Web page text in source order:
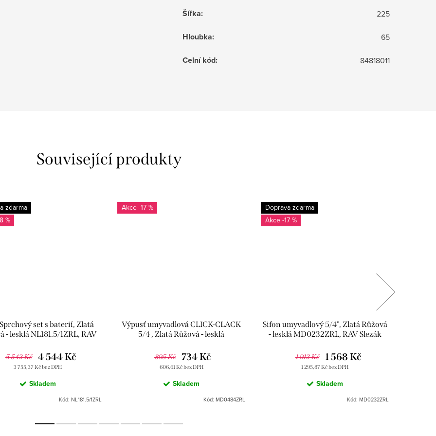
Šířka: 225
Hloubka: 65
Celní kód: 84818011
Související produkty
zdarma
%
set s baterií, Zlatá
- lesklá NL181.5/1ZRL, RAV
5 542 Kč
3 755,37 Kč bez DPH
4 544 Kč
Skladem
Kód: NL181.5/1ZRL
-17 %
Výpusť umyvadlová CLICK-CLACK
5/4 , Zlatá Růžová - lesklá
895 Kč
606,61 Kč bez DPH
734 Kč
Skladem
Kód: MD0484ZRL
Doprava zdarma
-17 %
Sifon umyvadlový 5/4", Zlatá Růžová
- lesklá MD0232ZRL, RAV Slezák
1 912 Kč
1 295,87 Kč bez DPH
1 568 Kč
Skladem
Kód: MD0232ZRL